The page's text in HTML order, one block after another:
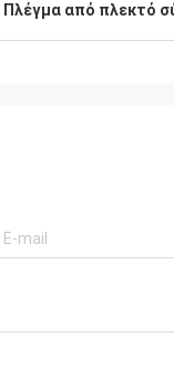
Πλέγμα από πλεκτό